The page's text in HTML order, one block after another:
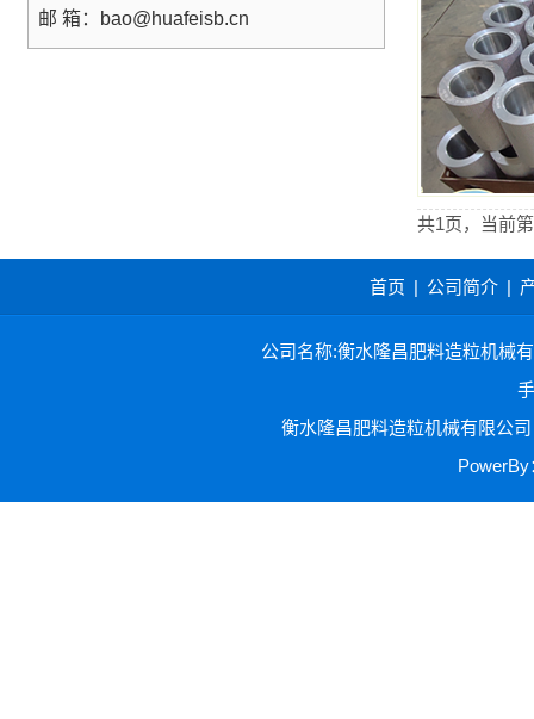
共1页，当前
邮 箱：bao@huafeisb.cn
首页 | 公司简介 |
公司名称:衡水隆昌肥料造粒机械
衡水隆昌肥料造粒机械有限公